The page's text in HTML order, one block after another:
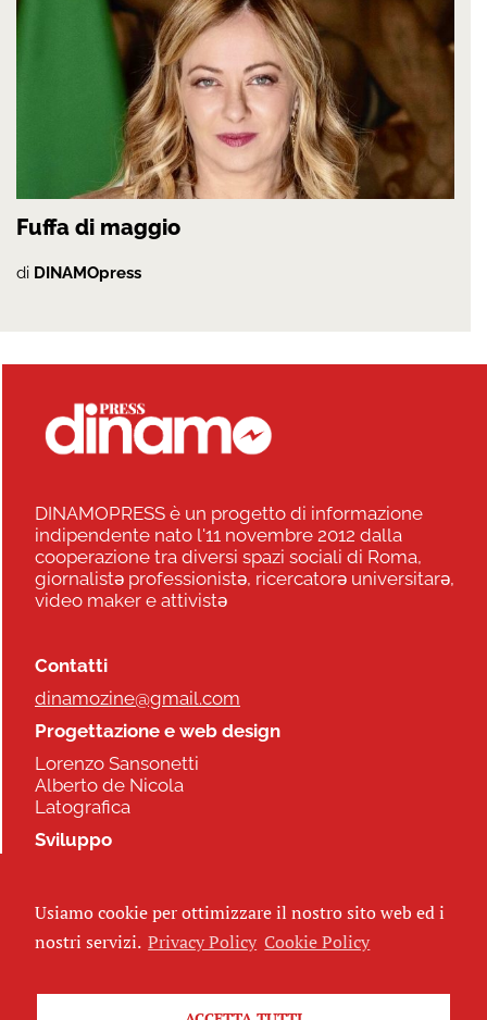
Fuffa di maggio
di DINAMOpress
DINAMOPRESS è un progetto di informazione
indipendente nato l'11 novembre 2012 dalla
cooperazione tra diversi spazi sociali di Roma,
giornalistə professionistə, ricercatorə universitarə,
video maker e attivistə
Contatti
dinamozine@gmail.com
Progettazione e web design
Lorenzo Sansonetti
Alberto de Nicola
Latografica
Sviluppo
Seguici
Usiamo cookie per ottimizzare il nostro sito web ed i
nostri servizi. Privacy Policy Cookie Policy